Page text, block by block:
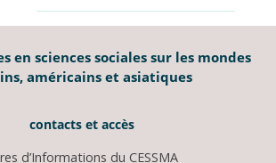
en sciences sociales sur les mondes
américains et asiatiques
contacts et accès
d’Informations du CESSMA